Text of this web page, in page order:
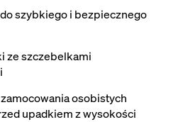
szybkiego i bezpiecznego
ze szczebelkami
osobistych
upadkiem z wysokości